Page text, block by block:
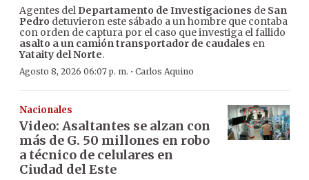
Agentes del Departamento de Investigaciones de San
Pedro detuvieron este sábado a un hombre que contaba
con orden de captura por el caso que investiga el fallido
asalto a un camión transportador de caudales en
Yataity del Norte.
Agosto 8, 2026 06:07 p. m. · Carlos Aquino
Nacionales
Video: Asaltantes se alzan con
más de G. 50 millones en robo
a técnico de celulares en
Ciudad del Este